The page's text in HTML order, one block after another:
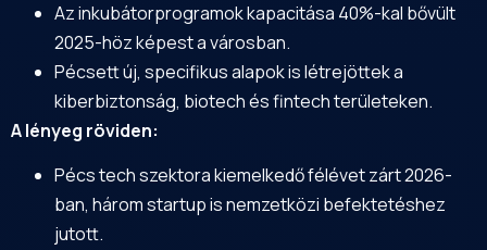
Az inkubátorprogramok kapacitása 40%-kal bővült
2025-höz képest a városban.
Pécsett új, specifikus alapok is létrejöttek a
kiberbiztonság, biotech és fintech területeken.
A lényeg röviden:
Pécs tech szektora kiemelkedő félévet zárt 2026-
ban, három startup is nemzetközi befektetéshez
jutott.